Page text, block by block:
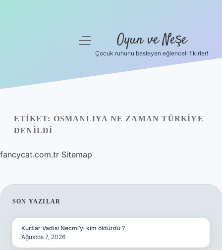
Yasal Uyarı
menüyü
Oyun ve Neşe
Çocuk ruhunu besleyen eğlenceli fikirler!
ETIKET: OSMANLIYA NE ZAMAN TÜRKIYE
DENILDI
fancycat.com.tr Sitemap
SIDEBAR
SON YAZILAR
Kurtlar Vadisi Necmi’yi kim öldürdü ?
Ağustos 7, 2026